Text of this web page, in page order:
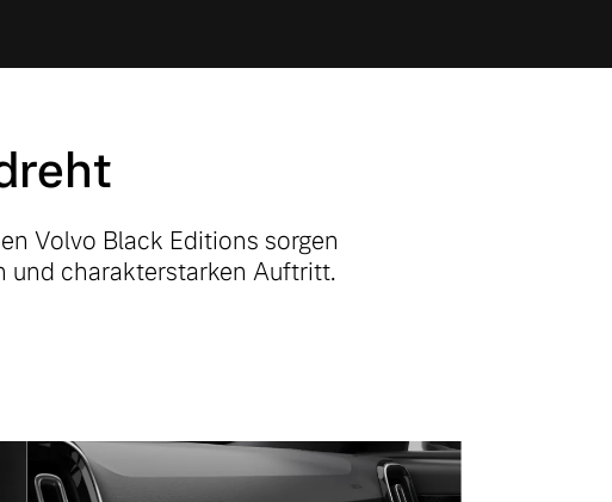
Volvo Black Editions sorgen
und charakterstarken Auftritt.